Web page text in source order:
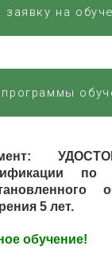
заявку на
по
5 лет.
обучение!